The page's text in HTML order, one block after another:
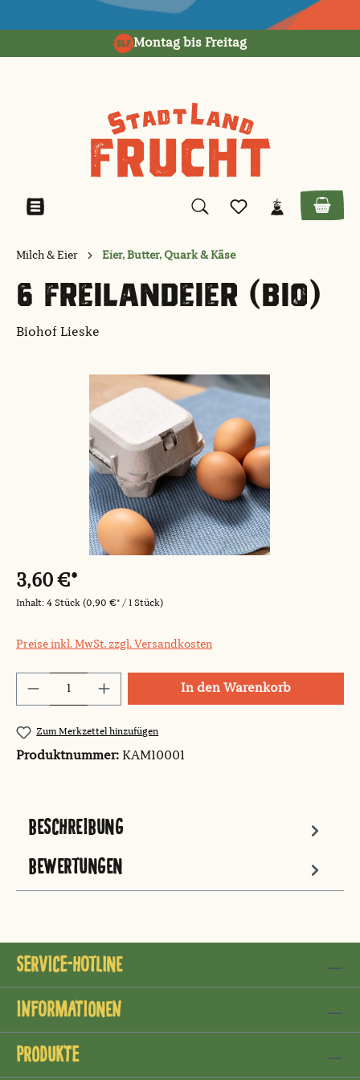
Montag bis Freitag
Milch & Eier Eier, Butter, Quark & Käse
6 FREILANDEIER (BIO)
Biohof Lieske
Bildergalerie überspringen
3,60 €*
Inhalt: 4 Stück (0,90 €* / 1 Stück)
Preise inkl. MwSt. zzgl. Versandkosten
Produkt Anzahl: Gib den gewünschten
In den Warenkorb
Zum Merkzettel hinzufügen
Produktnummer: KAM10001
BESCHREIBUNG
BEWERTUNGEN
Service-Hotline
Informationen
Produkte